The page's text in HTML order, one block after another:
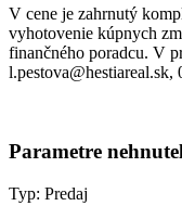
V cene je zahrnutý
vyhotovenie kúpnych
finančného poradcu. V
l.pestova@hestiareal.sk,
Parametre
Typ: Predaj